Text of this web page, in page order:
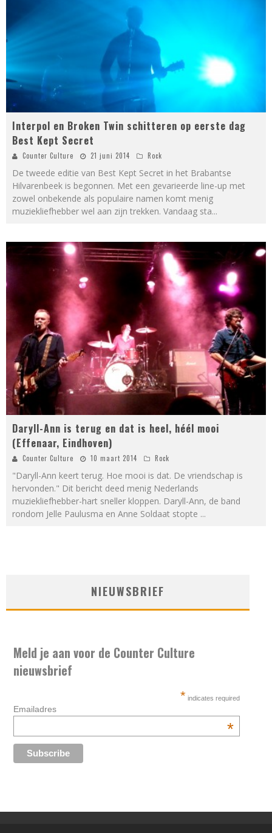
Interpol en Broken Twin schitteren op eerste dag
Best Kept Secret
Counter Culture 21 juni 2014 Rock
De tweede editie van Best Kept Secret in het Brabantse
Hilvarenbeek is begonnen. Met een gevarieerde line-up met
zowel onbekende als populaire namen komt menig
muziekliefhebber wel aan zijn trekken. Vandaag sta...
Daryll-Ann is terug en dat is heel, héél mooi
(Effenaar, Eindhoven)
Counter Culture 10 maart 2014 Rock
"Daryll-Ann keert terug. Hoe mooi is dat. De vriendschap is
hervonden." Dit bericht deed menig Nederlands
muziekliefhebber-hart sneller kloppen. Daryll-Ann, de band
rondom Jelle Paulusma en Anne Soldaat stopte ...
NIEUWSBRIEF
Meld je aan voor de Counter Culture
nieuwsbrief
* indicates required
Emailadres
*